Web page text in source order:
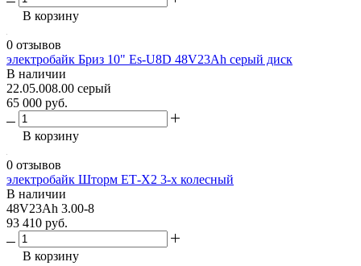
В корзину
0 отзывов
электробайк Бриз 10" Es-U8D 48V23Аh серый диск
В наличии
22.05.008.00 серый
65 000 руб.
В корзину
0 отзывов
электробайк Шторм ЕТ-Х2 3-х колесный
В наличии
48V23Ah 3.00-8
93 410 руб.
В корзину